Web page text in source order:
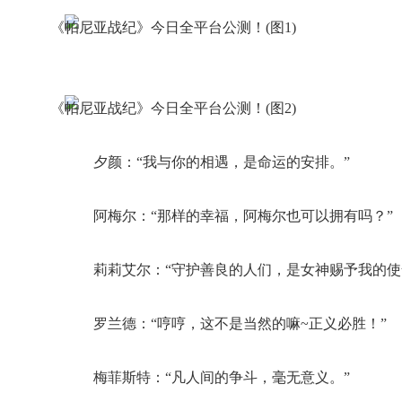
夕颜：“我与你的相遇，是命运的安排。”
阿梅尔：“那样的幸福，阿梅尔也可以拥有吗？”
莉莉艾尔：“守护善良的人们，是女神赐予我的
罗兰德：“哼哼，这不是当然的嘛~正义必胜！”
梅菲斯特：“凡人间的争斗，毫无意义。”